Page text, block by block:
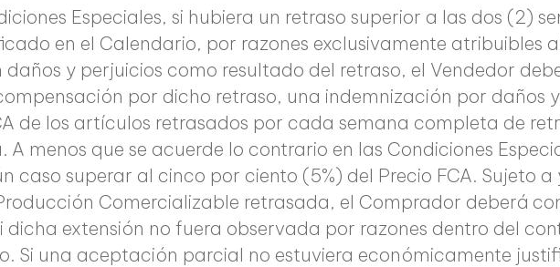
Especiales, si hubiera un retraso superior a las dos (2)
en el Calendario, por razones exclusivamente atribuibles
y perjuicios como resultado del retraso, el Vendedor
por dicho retraso, una indemnización por daños
de los artículos retrasados por cada semana completa de
menos que se acuerde lo contrario en las Condiciones
caso superar al cinco por ciento (5%) del Precio FCA. Sujeto
Comercializable retrasada, el Comprador deberá
extensión no fuera observada por razones dentro del
Si una aceptación parcial no estuviera económicamente